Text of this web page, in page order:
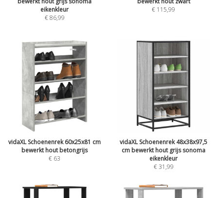
eikenkleur
€86,99
€ 115,99
vidaXL Schoenenrek 60x25x81 cm
bewerkt hout betongrijs
€ 63
vidaXL Schoenenrek 48x38x97,5
cm bewerkt hout grijs sonoma
eikenkleur
€31,99